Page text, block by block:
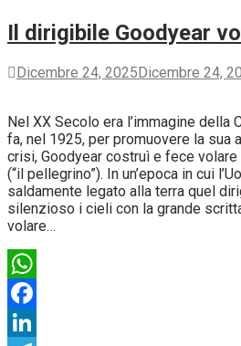
Il dirigibile Goodyear
Dicembre 24, 2025Dicembre 24,
Nel XX Secolo era l’immagine della
fa, nel 1925, per promuovere la sua
crisi, Goodyear costruì e fece
(“il pellegrino”). In un’epoca in cui
saldamente legato alla terra quel
silenzioso i cieli con la grande
volare…
WhatsApp
Facebook